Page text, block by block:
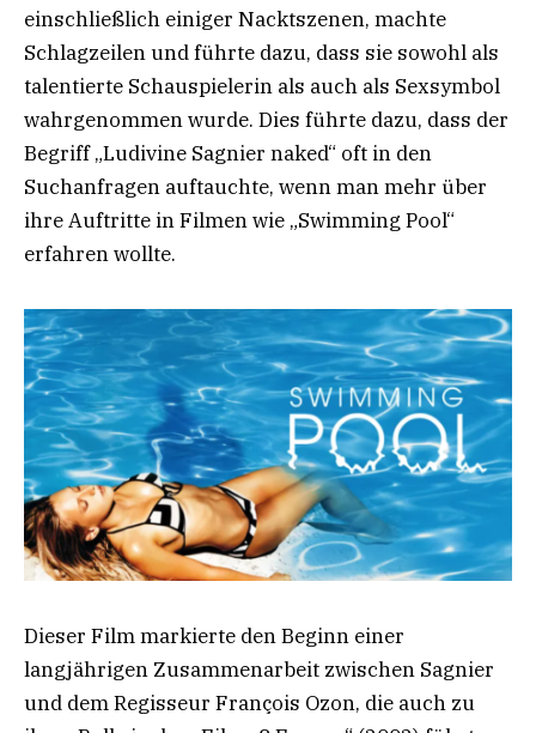
einschließlich einiger Nacktszenen, machte
Schlagzeilen und führte dazu, dass sie sowohl als
talentierte Schauspielerin als auch als Sexsymbol
wahrgenommen wurde. Dies führte dazu, dass der
Begriff „Ludivine Sagnier naked“ oft in den
Suchanfragen auftauchte, wenn man mehr über
ihre Auftritte in Filmen wie „Swimming Pool“
erfahren wollte.
Dieser Film markierte den Beginn einer
langjährigen Zusammenarbeit zwischen Sagnier
und dem Regisseur François Ozon, die auch zu